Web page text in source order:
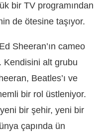
bir TV programından
de ötesine taşıyor.
Sheeran’ın cameo
Kendisini alt grubu
Beatles’ı ve
bir rol üstleniyor.
bir şehir, yeni bir
çapında ün